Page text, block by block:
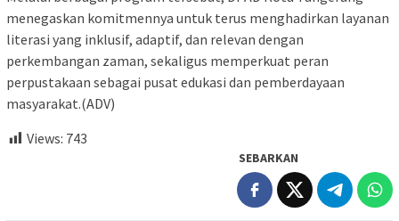
menegaskan komitmennya untuk terus menghadirkan layanan
literasi yang inklusif, adaptif, dan relevan dengan
perkembangan zaman, sekaligus memperkuat peran
perpustakaan sebagai pusat edukasi dan pemberdayaan
masyarakat.(ADV)
Views: 743
SEBARKAN